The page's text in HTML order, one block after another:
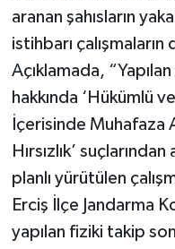
aranan şahısların
istihbarı
Açıklamada,
hakkında ‘Hükümlü
İçerisinde Muhafaza
Hırsızlık’
planlı yürütülen
Erciş İlçe Jandarma
yapılan fiziki takip
Yaşam